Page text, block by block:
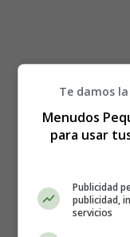
Láminas para
Colorear
Te damos
Menudos
para usar
Publicidad
publicidad,
servicios